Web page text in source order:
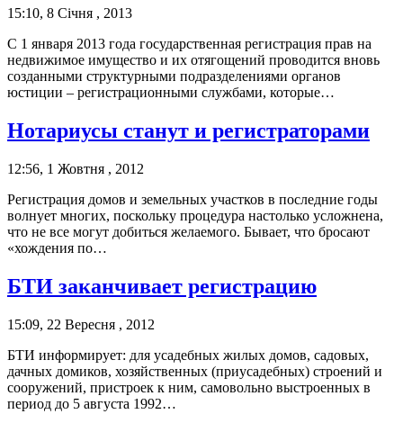
15:10, 8 Січня , 2013
С 1 января 2013 года государственная регистрация прав на
недвижимое имущество и их отягощений проводится вновь
созданными структурными подразделениями органов
юстиции – регистрационными службами, которые…
Нотариусы станут и регистраторами
12:56, 1 Жовтня , 2012
Регистрация домов и земельных участков в последние годы
волнует многих, поскольку процедура настолько усложнена,
что не все могут добиться желаемого. Бывает, что бросают
«хождения по…
БТИ заканчивает регистрацию
15:09, 22 Вересня , 2012
БТИ информирует: для усадебных жилых домов, садовых,
дачных домиков, хозяйственных (приусадебных) строений и
сооружений, пристроек к ним, самовольно выстроенных в
период до 5 августа 1992…